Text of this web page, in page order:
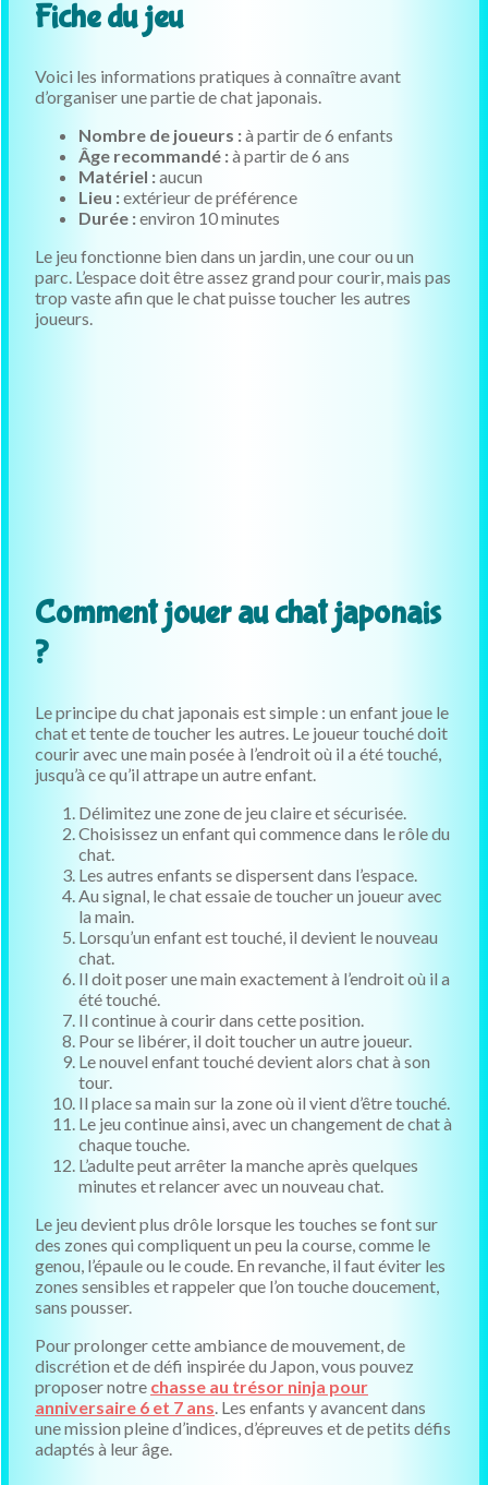
Fiche du jeu
Voici les informations pratiques à connaître avant
d’organiser une partie de chat japonais.
Nombre de joueurs :à partir de 6 enfants
Âge recommandé :à partir de 6 ans
Matériel :aucun
Lieu :extérieur de préférence
Durée :environ 10 minutes
Le jeu fonctionne bien dans un jardin, une cour ou un
parc. L’espace doit être assez grand pour courir, mais pas
trop vaste afin que le chat puisse toucher les autres
joueurs.
Comment jouer au chat japonais
?
Le principe du chat japonais est simple : un enfant joue le
chat et tente de toucher les autres. Le joueur touché doit
courir avec une main posée à l’endroit où il a été touché,
jusqu’à ce qu’il attrape un autre enfant.
Délimitez une zone de jeu claire et sécurisée.
Choisissez un enfant qui commence dans le rôle du
chat.
Les autres enfants se dispersent dans l’espace.
Au signal, le chat essaie de toucher un joueur avec
la main.
Lorsqu’un enfant est touché, il devient le nouveau
chat.
Il doit poser une main exactement à l’endroit où il a
été touché.
Il continue à courir dans cette position.
Pour se libérer, il doit toucher un autre joueur.
Le nouvel enfant touché devient alors chat à son
tour.
Il place sa main sur la zone où il vient d’être touché.
Le jeu continue ainsi, avec un changement de chat à
chaque touche.
L’adulte peut arrêter la manche après quelques
minutes et relancer avec un nouveau chat.
Le jeu devient plus drôle lorsque les touches se font sur
des zones qui compliquent un peu la course, comme le
genou, l’épaule ou le coude. En revanche, il faut éviter les
zones sensibles et rappeler que l’on touche doucement,
sans pousser.
Pour prolonger cette ambiance de mouvement, de
discrétion et de défi inspirée du Japon, vous pouvez
proposer notre chasse au trésor ninja pour
anniversaire 6 et 7 ans . Les enfants y avancent dans
une mission pleine d’indices, d’épreuves et de petits défis
adaptés à leur âge.